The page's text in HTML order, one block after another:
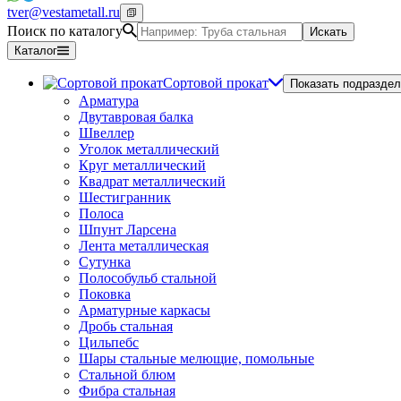
tver@vestametall.ru
Поиск по каталогу
Искать
Каталог
Сортовой прокат Показать
Арматура
Двутавровая балка
Швеллер
Уголок металлический
Круг металлический
Квадрат металлический
Шестигранник
Полоса
Шпунт Ларсена
Лента металлическая
Сутунка
Полособульб стальной
Поковка
Арматурные каркасы
Дробь стальная
Цильпебс
Шары стальные мелющие, помольные
Стальной блюм
Фибра стальная